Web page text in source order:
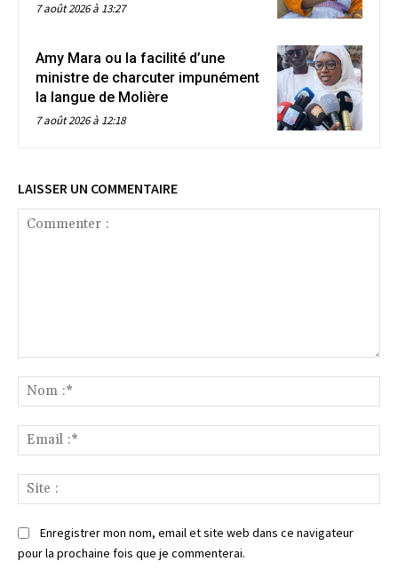
7 août 2026 à 13:27
Amy Mara ou la facilité d’une
ministre de charcuter impunément
la langue de Molière
7 août 2026 à 12:18
LAISSER UN COMMENTAIRE
:*
:*
:
Enregistrer mon nom, email et site web dans ce navigateur
pour la prochaine fois que je commenterai.